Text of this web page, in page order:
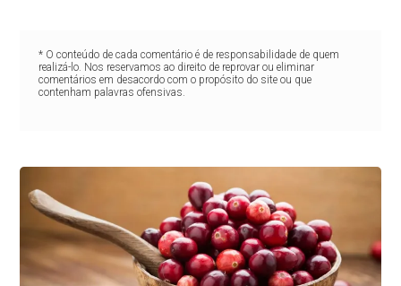
* O conteúdo de cada comentário é de responsabilidade de quem
realizá-lo. Nos reservamos ao direito de reprovar ou eliminar
comentários em desacordo com o propósito do site ou que
contenham palavras ofensivas.